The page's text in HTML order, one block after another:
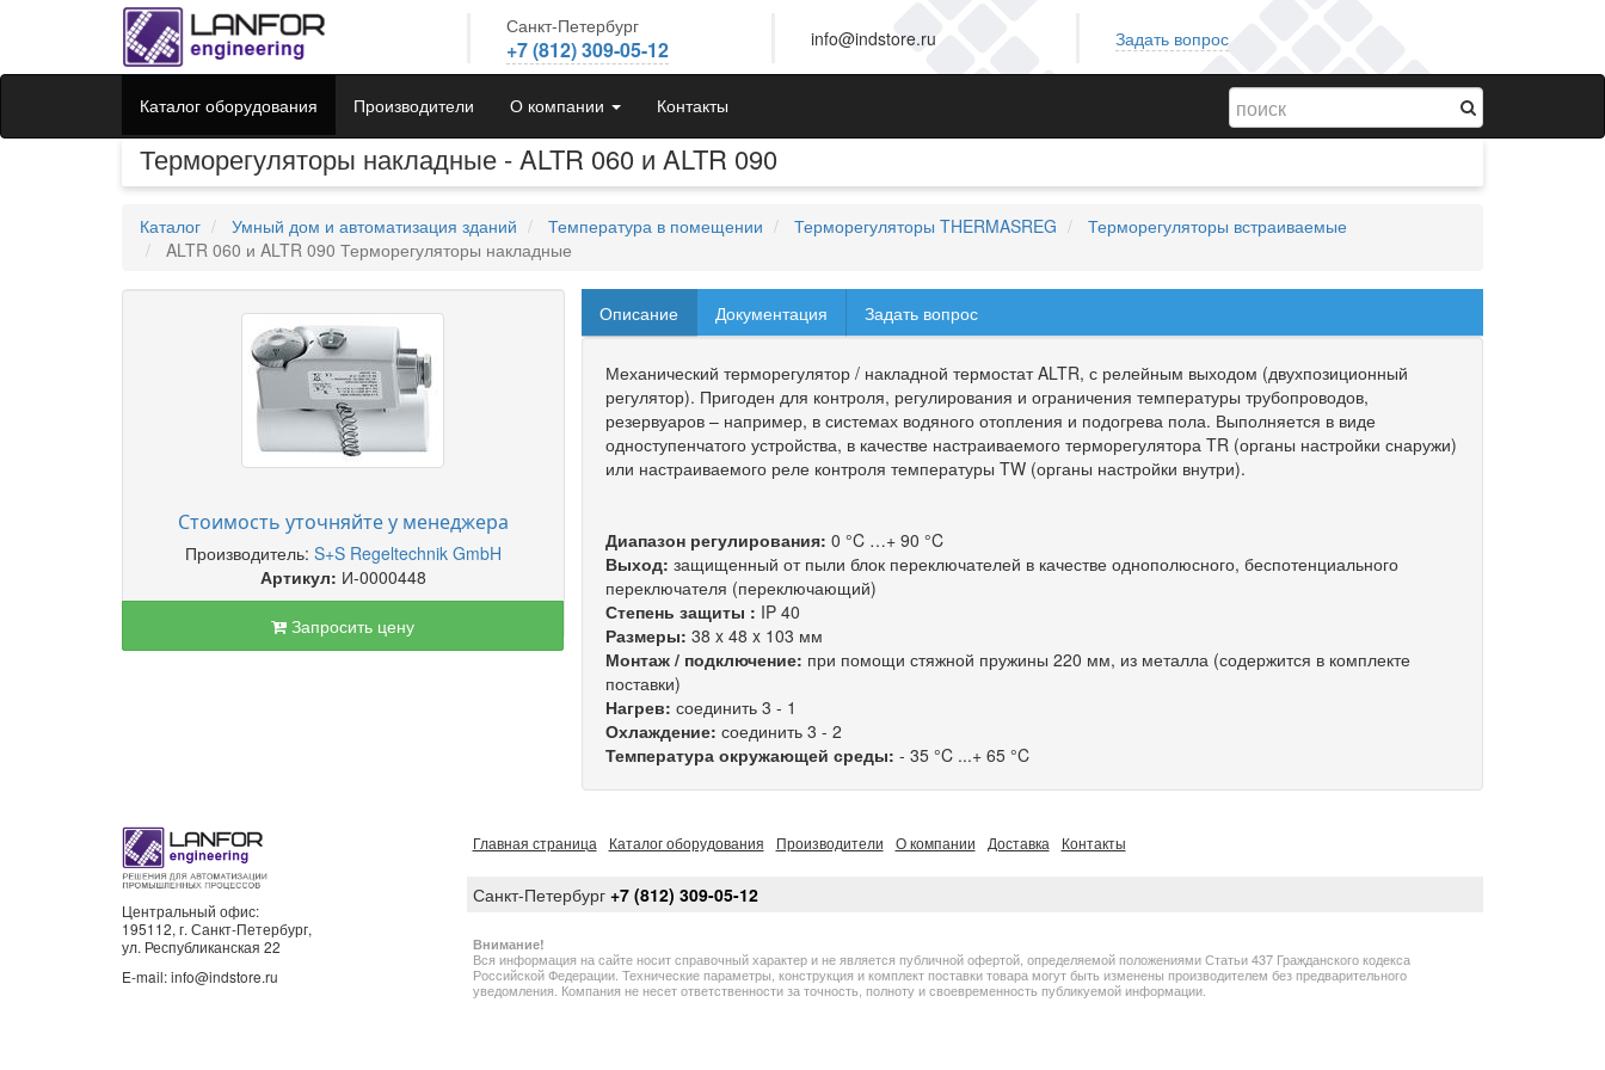
Санкт-Петербург
+7 (812) 309-05-12 info@indstore.ru Задать вопрос
Каталог оборудования Производители О компании Контакты
Терморегуляторы накладные - ALTR 060 и ALTR 090
Каталог Умный дом и автоматизация зданий Температура в помещении Терморегуляторы THERMASREG
Терморегуляторы встраиваемые
ALTR 060 и ALTR 090 Терморегуляторы накладные
Стоимость уточняйте у менеджера
Производитель: S+S Regeltechnik GmbH
Артикул: И-0000448
Запросить цену
Описание Документация Задать вопрос
Механический терморегулятор / накладной термостат ALTR, с релейным выходом (двухпозиционный
регулятор). Пригоден для контроля, регулирования и ограничения температуры трубопроводов,
резервуаров – например, в системах водяного отопления и подогрева пола. Выполняется в виде
одноступенчатого устройства, в качестве настраиваемого терморегулятора TR (органы настройки снаружи)
или настраиваемого реле контроля температуры TW (органы настройки внутри).
Диапазон регулирования: 0 °C …+ 90 °C
Выход: защищенный от пыли блок переключателей в качестве однополюсного, беспотенциального
переключателя (переключающий)
Степень защиты : IP 40
Размеры: 38 x 48 x 103 мм
Монтаж / подключение: при помощи стяжной пружины 220 мм, из металла (содержится в комплекте
поставки)
Нагрев: соединить 3 - 1
Охлаждение: соединить 3 - 2
Температура окружающей среды: - 35 °C ...+ 65 °C
Центральный офис:
195112, г. Санкт-Петербург,
ул. Республиканская 22
E-mail: info@indstore.ru
Главная страница Каталог оборудования Производители О компании Доставка Контакты
Санкт-Петербург +7 (812) 309-05-12
Внимание!
Вся информация на сайте носит справочный характер и не является публичной офертой, определяемой положениями Статьи 437 Гражданского кодекса
Российской Федерации. Технические параметры, конструкция и комплект поставки товара могут быть изменены производителем без предварительного
уведомления. Компания не несет ответственности за точность, полноту и своевременность публикуемой информации.